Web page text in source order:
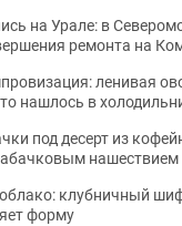
на Урале: в
ремонта на
ленивая
нашлось в
под десерт из
нашествием
клубничный
форму